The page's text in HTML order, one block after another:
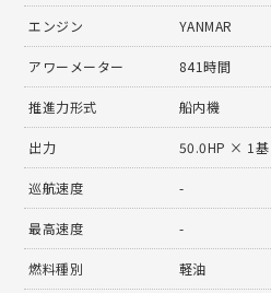
エンジン YANMAR
アワーメーター 841時間
推進力形式 船内機
出力 50.0HP × 1基
巡航速度 -
最高速度 -
燃料種別 軽油